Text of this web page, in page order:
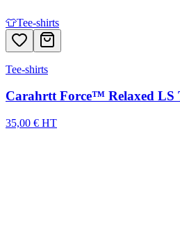
👕Tee-shirts
Tee-shirts
Carahrtt Force™ Relaxed LS
35,00 € HT